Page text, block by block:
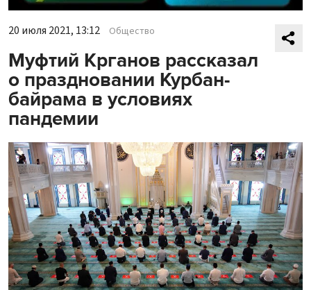
20 июля 2021, 13:12 Общество
Муфтий Крганов рассказал
о праздновании Курбан-
байрама в условиях
пандемии